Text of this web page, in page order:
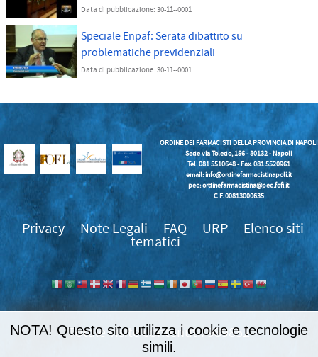
Data di pubblicazione: 30-11--0001
Speciale Enpaf: Serata dibattito su
problematiche previdenziali
Data di pubblicazione: 30-11--0001
ORDINE DEI FARMACISTI DELLA PROVINCIA DI NAPOLI
Sede via Toledo, 156 - 80132 - Napoli
Tel. 081 5510648 - Fax. 081 5520961
email:info@ordinefarmacistinapoli.it
pec: ordinefarmacistina@pec.fofi.it
C.F. 00813000635
Privacy Note Legali FAQ URP
Elenco siti
tematici
989852
NOTA! Questo sito utilizza i cookie e tecnologie
simili.